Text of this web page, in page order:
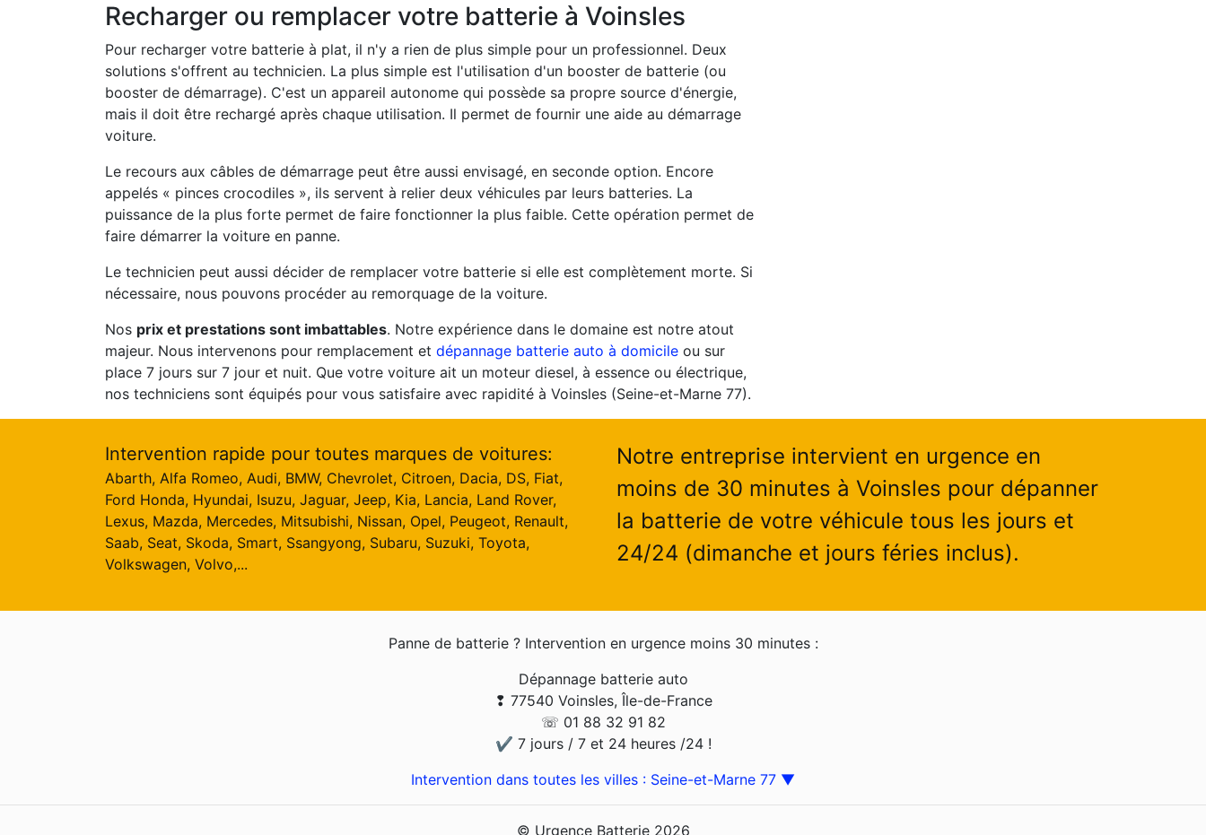
Recharger ou remplacer votre batterie à Voinsles
Pour recharger votre batterie à plat, il n'y a rien de plus simple pour un professionnel. Deux
solutions s'offrent au technicien. La plus simple est l'utilisation d'un booster de batterie (ou
booster de démarrage). C'est un appareil autonome qui possède sa propre source d'énergie,
mais il doit être rechargé après chaque utilisation. Il permet de fournir une aide au démarrage
voiture.
Le recours aux câbles de démarrage peut être aussi envisagé, en seconde option. Encore
appelés « pinces crocodiles », ils servent à relier deux véhicules par leurs batteries. La
puissance de la plus forte permet de faire fonctionner la plus faible. Cette opération permet de
faire démarrer la voiture en panne.
Le technicien peut aussi décider de remplacer votre batterie si elle est complètement morte. Si
nécessaire, nous pouvons procéder au remorquage de la voiture.
Nos prix et prestations sont imbattables. Notre expérience dans le domaine est notre atout
majeur. Nous intervenons pour remplacement et dépannage batterie auto à domicile ou sur
place 7 jours sur 7 jour et nuit. Que votre voiture ait un moteur diesel, à essence ou électrique,
nos techniciens sont équipés pour vous satisfaire avec rapidité à Voinsles (Seine-et-Marne 77).
Intervention rapide pour toutes marques de voitures:
Abarth, Alfa Romeo, Audi, BMW, Chevrolet, Citroen, Dacia, DS, Fiat,
Ford Honda, Hyundai, Isuzu, Jaguar, Jeep, Kia, Lancia, Land Rover,
Lexus, Mazda, Mercedes, Mitsubishi, Nissan, Opel, Peugeot, Renault,
Saab, Seat, Skoda, Smart, Ssangyong, Subaru, Suzuki, Toyota,
Volkswagen, Volvo,...
Notre entreprise intervient en urgence en
moins de 30 minutes à Voinsles pour dépanner
la batterie de votre véhicule tous les jours et
24/24 (dimanche et jours féries inclus).
Panne de batterie ? Intervention en urgence moins 30 minutes :
Dépannage batterie auto
❢ 77540 Voinsles, Île-de-France
☏ 01 88 32 91 82
✔ 7 jours / 7 et 24 heures /24 !
Intervention dans toutes les villes : Seine-et-Marne 77 ▼
© Urgence Batterie 2026